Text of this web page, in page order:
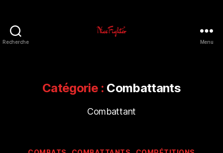
Recherche Menu
Catégorie : Combattants
Combattant
Catégories